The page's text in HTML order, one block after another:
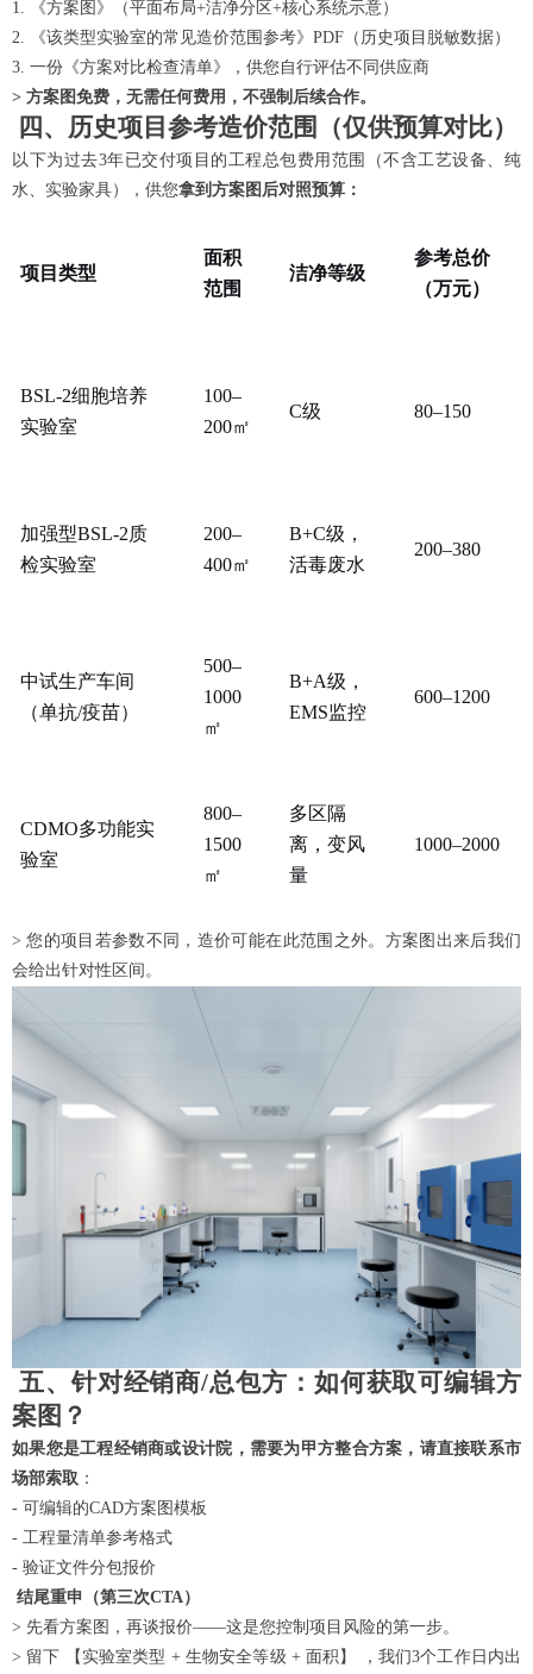
1. 《方案图》（平面布局+洁净分区+核心系统示意）
2. 《该类型实验室的常见造价范围参考》PDF（历史项目脱敏数据）
3. 一份《方案对比检查清单》，供您自行评估不同供应商
> 方案图免费，无需任何费用，不强制后续合作。
四、历史项目参考造价范围（仅供预算对比）
以下为过去3年已交付项目的工程总包费用范围（不含工艺设备、纯
水、实验家具），供您拿到方案图后对照预算：
项目类型
面积
范围
洁净等级
参考总价
（万元）
BSL-2细胞培养
实验室
100–
200㎡
C级 80–150
加强型BSL-2质
检实验室
200–
400㎡
B+C级，
活毒废水
200–380
中试生产车间
（单抗/疫苗）
500–
1000
㎡
B+A级，
EMS监控
600–1200
CDMO多功能实
验室
800–
1500
㎡
多区隔
离，变风
量
1000–2000
> 您的项目若参数不同，造价可能在此范围之外。方案图出来后我们
会给出针对性区间。
五、针对经销商/总包方：如何获取可编辑方
案图？
如果您是工程经销商或设计院，需要为甲方整合方案，请直接联系市
场部索取 ：
- 可编辑的CAD方案图模板
- 工程量清单参考格式
- 验证文件分包报价
结尾重申（第三次CTA）
> 先看方案图，再谈报价——这是您控制项目风险的第一步。
> 留下 【实验室类型 + 生物安全等级 + 面积】 ，我们3个工作日内出